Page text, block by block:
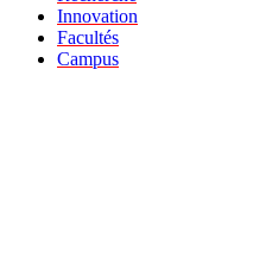
Innovation
Facultés
Campus